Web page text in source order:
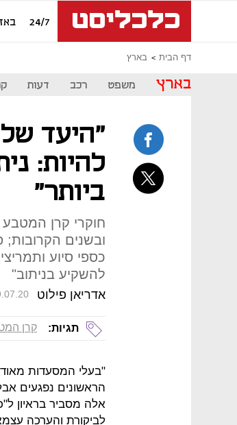
24/7
דף הבית בארץ
בארץ משפט רכב דעות
"היעד
להיות:
ביותר"
חוקרי קרן המטבע
ובשנים
כספי סיוע
להשקיע בניתוב"
אדריאן פילוט
תגיות: קרן
"בעלי המסעדות
הראשונים נפגעים
אלה מסביר בראיון